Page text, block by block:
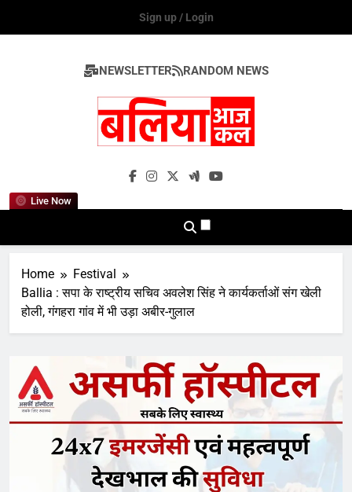
Sign up / Login
NEWSLETTER RANDOM NEWS
Live Now
Ballia Aaj Kal
Home
Festival
Ballia : सपा के राष्ट्रीय सचिव अवलेश सिंह ने कार्यकर्ताओं संग खेली
होली, गंगहरा गांव में भी उड़ा अबीर-गुलाल